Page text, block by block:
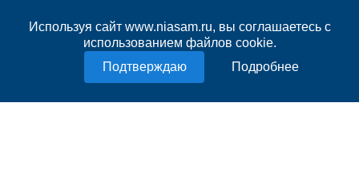
Используя сайт www.niasam.ru, вы соглашаетесь с
использованием файлов cookie.
Подробнее
Нашли ошибку?
Политика конфиденциальности